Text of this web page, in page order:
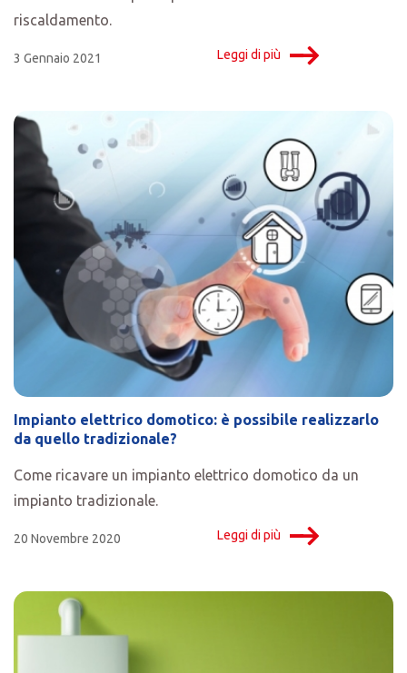
riscaldamento.
3 Gennaio 2021 Leggi di più
Impianto elettrico domotico: è possibile realizzarlo
da quello tradizionale?
Come ricavare un impianto elettrico domotico da un
impianto tradizionale.
20 Novembre 2020 Leggi di più